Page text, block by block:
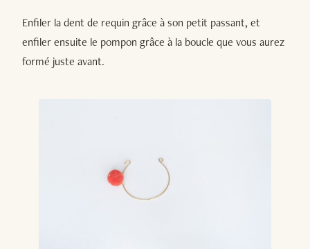
Enfiler la dent de requin grâce à son petit passant, et
enfiler ensuite le pompon grâce à la boucle que vous aurez
formé juste avant.